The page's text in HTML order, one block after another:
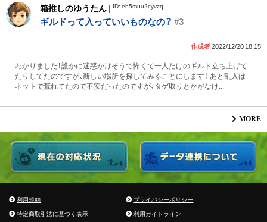
箱推しのゆうたん | ID: eb5muu2cyvzq
ギルドって入っていいものなの？ #3
作成者2022/12/20 18:15
わかりました！誰かに迷惑かけそうで怖くて一人だけのギルド立ち上げて
たりしてたのですが、新しい場所を探してみることにします！ あと乱入は
ネットで荒れてたので不安だったのですが、タゲ取りとかがなけ...
MORE
利用規約
プライバシーポリシー
特定商取引法に基づく表示
利用ガイドライン